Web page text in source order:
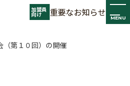
加盟員
向け 重要なお知らせ MENU
（第１０回）の開催